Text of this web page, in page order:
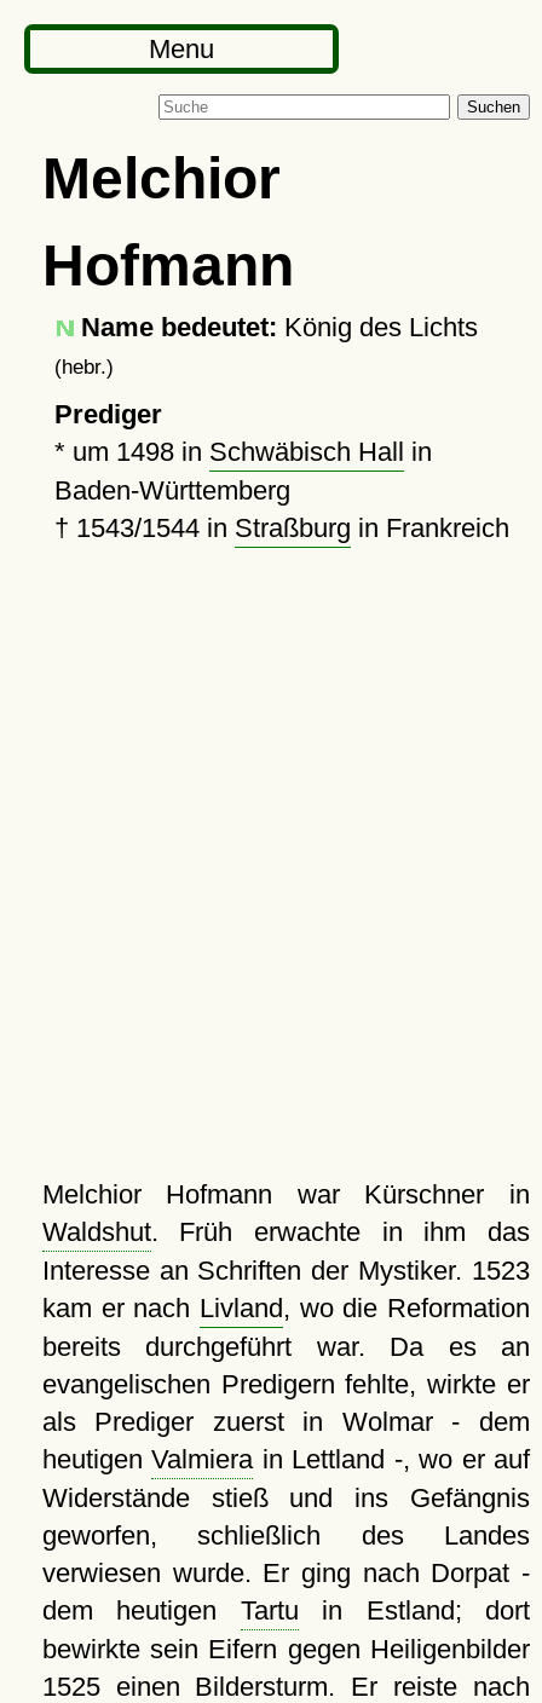
Menu
Suchen
Melchior
Hofmann
Name bedeutet: König des Lichts
(hebr.)
Prediger
* um 1498in Schwäbisch Hall in
Baden-Württemberg
† 1543/1544 in Straßburg in Frankreich
Melchior Hofmann war Kürschner in
Waldshut. Früh erwachte in ihm das
Interesse an Schriften der Mystiker. 1523
kam er nach Livland, wo die Reformation
bereits durchgeführt war. Da es an
evangelischen Predigern fehlte, wirkte er
als Prediger zuerst in Wolmar - dem
heutigenValmierain Lettland -, wo er auf
Widerstände stieß und ins Gefängnis
geworfen, schließlich des Landes
verwiesen wurde. Er ging nach Dorpat -
dem heutigen Tartu in Estland; dort
bewirkte sein Eifern gegen Heiligenbilder
1525 einen Bildersturm. Er reiste nach